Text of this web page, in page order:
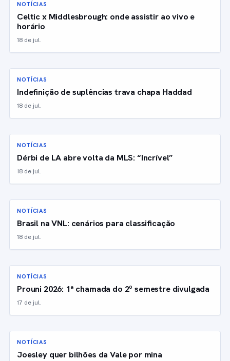
NOTÍCIAS
Celtic x Middlesbrough: onde assistir ao vivo e
horário
18 de jul.
NOTÍCIAS
Indefinição de suplências trava chapa Haddad
18 de jul.
NOTÍCIAS
Dérbi de LA abre volta da MLS: “Incrível”
18 de jul.
NOTÍCIAS
Brasil na VNL: cenários para classificação
18 de jul.
NOTÍCIAS
Prouni 2026: 1ª chamada do 2º semestre divulgada
17 de jul.
NOTÍCIAS
Joesley quer bilhões da Vale por mina